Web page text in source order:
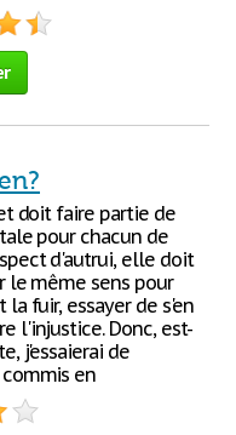
doit faire partie de
pour chacun de
d'autrui, elle doit
le même sens pour
fuir, essayer de s'en
l'injustice. Donc, est-
j'essaierai de
en